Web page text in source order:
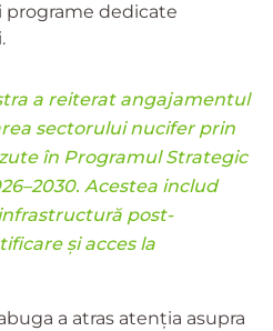
programe dedicate
a reiterat angajamentul
sectorului nucifer prin
în Programul Strategic
Acestea includ
post-
și acces la
a atras atenția asupra